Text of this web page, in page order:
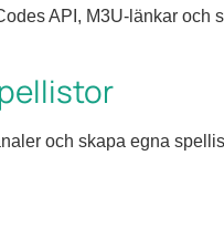
API, M3U-länkar och
och skapa egna